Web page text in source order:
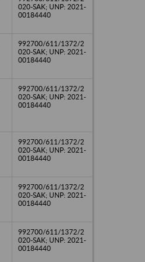
020-SAK; UNP: 2021-
00184440
992700/611/1372/2
020-SAK; UNP: 2021-
00184440
992700/611/1372/2
020-SAK; UNP: 2021-
00184440
992700/611/1372/2
020-SAK; UNP: 2021-
00184440
992700/611/1372/2
020-SAK; UNP: 2021-
00184440
992700/611/1372/2
020-SAK; UNP: 2021-
00184440